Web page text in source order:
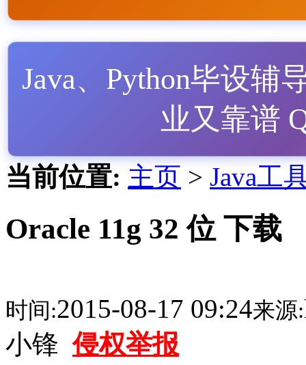
Java、Python毕设辅
业又靠谱
当前位置: 主页 > Java工
Oracle 11g 32 位 下载
时间:2015-08-17 09:24来源:
小锋侵权举报